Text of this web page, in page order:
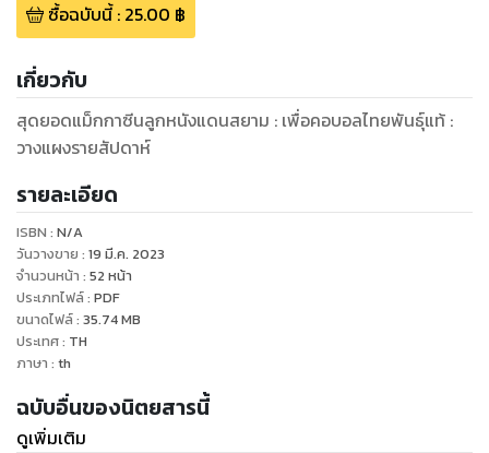
ซื้อฉบับนี้: 25.00 ฿
เกี่ยวกับ
สุดยอดแม็กกาซีนลูกหนังแดนสยาม : เพื่อคอบอลไทยพันธุ์แท้ :
วางแผงรายสัปดาห์
รายละเอียด
ISBN : N/A
วันวางขาย : 19 มี.ค. 2023
จำนวนหน้า : 52 หน้า
ประเภทไฟล์: PDF
ขนาดไฟล์: 35.74MB
ประเทศ: TH
ภาษา : th
ฉบับอื่นของนิตยสารนี้
ดูเพิ่มเติม